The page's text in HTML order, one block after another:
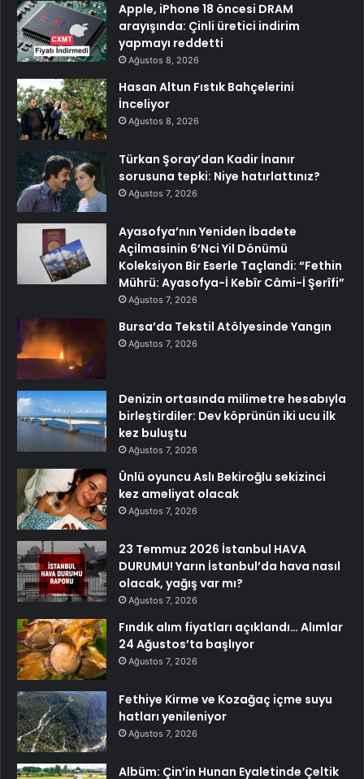
Apple, iPhone 18 öncesi DRAM
arayışında: Çinli üretici indirim
yapmayı reddetti
Ağustos 8, 2026
Hasan Altun Fıstık Bahçelerini
İnceliyor
Ağustos 8, 2026
Türkan Şoray’dan Kadir İnanır
sorusuna tepki: Niye hatırlattınız?
Ağustos 7, 2026
Ayasofya’nın Yeniden İbadete
Açilmasinin 6’Nci Yil Dönümü
Koleksiyon Bir Eserle Taçlandi: “Fethin
Mührü: Ayasofya-İ Kebîr Câmi-İ Şerîfi”
Ağustos 7, 2026
Bursa’da Tekstil Atölyesinde Yangın
Ağustos 7, 2026
Denizin ortasında milimetre hesabıyla
birleştirdiler: Dev köprünün iki ucu ilk
kez buluştu
Ağustos 7, 2026
Ünlü oyuncu Aslı Bekiroğlu sekizinci
kez ameliyat olacak
Ağustos 7, 2026
23 Temmuz 2026 İstanbul HAVA
DURUMU! Yarın İstanbul’da hava nasıl
olacak, yağış var mı?
Ağustos 7, 2026
Fındık alım fiyatları açıklandı… Alımlar
24 Ağustos’ta başlıyor
Ağustos 7, 2026
Fethiye Kirme ve Kozağaç içme suyu
hatları yenileniyor
Ağustos 7, 2026
Albüm: Çin’in Hunan Eyaletinde Çeltik